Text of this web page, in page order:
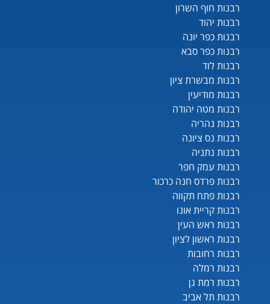
רבנות חוף השרון
רבנות יהוד
רבנות כפר יונה
רבנות כפר סבא
רבנות לוד
רבנות מבשרת ציון
רבנות מודיעין
רבנות מטה יהודה
רבנות נהריה
רבנות נס ציונה
רבנות נתניה
רבנות עמק חפר
רבנות פרדס חנה כרכור
רבנות פתח תקווה
רבנות קריית אונו
רבנות ראש העין
רבנות ראשון לציון
רבנות רחובות
רבנות רמלה
רבנות רמת גן
רבנות תל אביב